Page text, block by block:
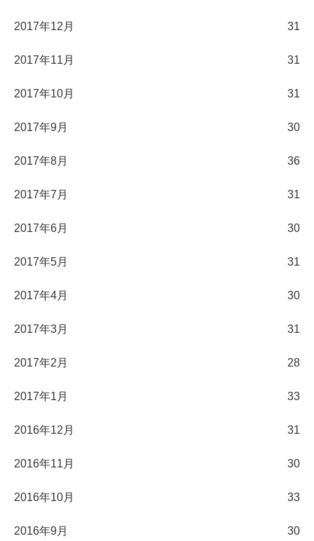
2017年12月 31
2017年11月 31
2017年10月 31
2017年9月 30
2017年8月 36
2017年7月 31
2017年6月 30
2017年5月 31
2017年4月 30
2017年3月 31
2017年2月 28
2017年1月 33
2016年12月 31
2016年11月 30
2016年10月 33
2016年9月 30